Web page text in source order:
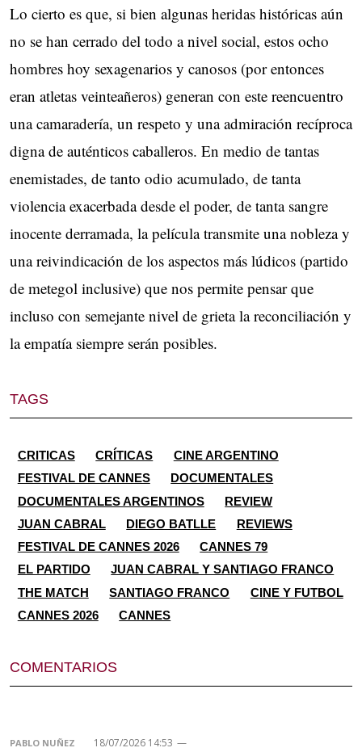
Lo cierto es que, si bien algunas heridas históricas aún
no se han cerrado del todo a nivel social, estos ocho
hombres hoy sexagenarios y canosos (por entonces
eran atletas veinteañeros) generan con este reencuentro
una camaradería, un respeto y una admiración recíproca
digna de auténticos caballeros. En medio de tantas
enemistades, de tanto odio acumulado, de tanta
violencia exacerbada desde el poder, de tanta sangre
inocente derramada, la película transmite una nobleza y
una reivindicación de los aspectos más lúdicos (partido
de metegol inclusive) que nos permite pensar que
incluso con semejante nivel de grieta la reconciliación y
la empatía siempre serán posibles.
TAGS
CRITICAS CRÍTICAS
CINE ARGENTINO
FESTIVAL DE CANNES
DOCUMENTALES
DOCUMENTALES ARGENTINOS
REVIEW
JUAN CABRAL
DIEGO BATLLE
REVIEWS
FESTIVAL DE CANNES 2026
CANNES 79
EL PARTIDO
JUAN CABRAL Y SANTIAGO FRANCO
THE MATCH
SANTIAGO FRANCO
CINE Y FUTBOL
CANNES 2026
CANNES
COMENTARIOS
PABLO NUÑEZ 18/07/2026 14:53 —